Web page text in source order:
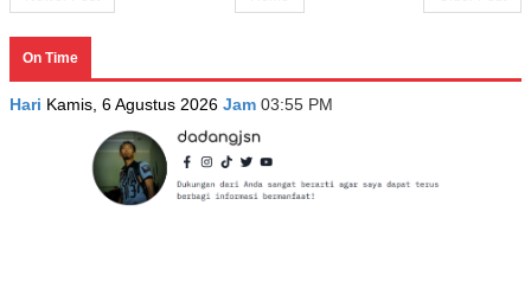
On Time
Hari Kamis, 6 Agustus 2026 Jam 03:55 PM